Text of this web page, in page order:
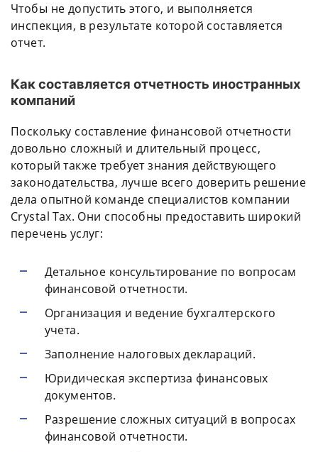
Чтобы не допустить этого, и выполняется
инспекция, в результате которой составляется
отчет.
Как составляется отчетность иностранных
компаний
Поскольку составление финансовой отчетности
довольно сложный и длительный процесс,
который также требует знания действующего
законодательства, лучше всего доверить решение
дела опытной команде специалистов компании
Crystal Tax. Они способны предоставить широкий
перечень услуг:
Детальное консультирование по вопросам
финансовой отчетности.
Организация и ведение бухгалтерского
учета.
Заполнение налоговых деклараций.
Юридическая экспертиза финансовых
документов.
Разрешение сложных ситуаций в вопросах
финансовой отчетности.